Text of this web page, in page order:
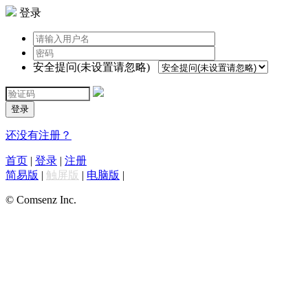
登录
安全提问(未设置请忽略)
登录
还没有注册？
首页 | 登录 | 注册
简易版 | 触屏版 | 电脑版 |
© Comsenz Inc.